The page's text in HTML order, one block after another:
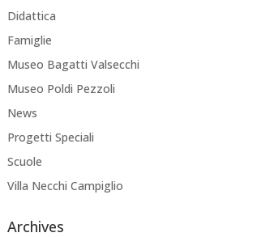
Didattica
Famiglie
Museo Bagatti Valsecchi
Museo Poldi Pezzoli
News
Progetti Speciali
Scuole
Villa Necchi Campiglio
Archives